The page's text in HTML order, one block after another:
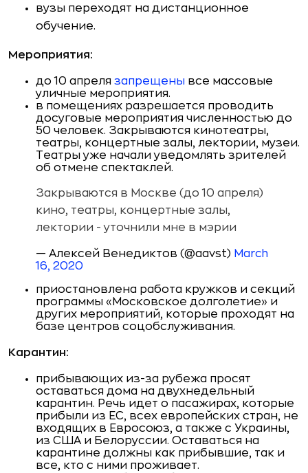
вузы переходят на дистанционное
обучение.
Мероприятия:
до 10 апреля запрещены все массовые
уличные мероприятия.
в помещениях разрешается проводить
досуговые мероприятия численностью до
50 человек. Закрываются кинотеатры,
театры, концертные залы, лектории, музеи.
Театры уже начали уведомлять зрителей
об отмене спектаклей.
Закрываются в Москве (до 10 апреля)
кино, театры, концертные залы,
лектории - уточнили мне в мэрии
— Алексей Венедиктов (@aavst) March
16, 2020
приостановлена работа кружков и секций
программы «Московское долголетие» и
других мероприятий, которые проходят на
базе центров соцобслуживания.
Карантин:
прибывающих из-за рубежа просят
оставаться дома на двухнедельный
карантин. Речь идет о пасажирах, которые
прибыли из ЕС, всех европейских стран, не
входящих в Евросоюз, а также с Украины,
из США и Белоруссии. Оставаться на
карантине должны как прибывшие, так и
все, кто с ними проживает.